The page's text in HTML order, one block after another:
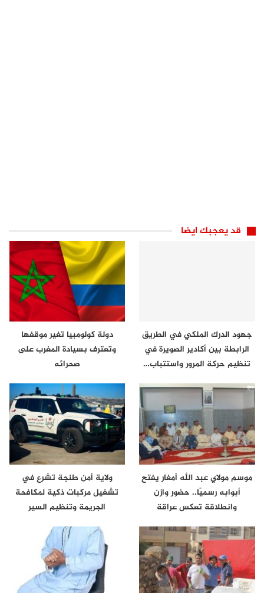
قد يعجبك ايضا
جهود الدرك الملكي في الطريق
الرابطة بين أكادير الصويرة في
تنظيم حركة المرور واستتباب…
دولة كولومبيا تغير موقفها
وتعترف بسيادة المغرب على
صحرائه
موسم مولاي عبد الله أمغار يفتح
أبوابه رسميًا.. حضور وازن
وانطلاقة تعكس عراقة
ولاية أمن طنجة تشرع في
تشغيل مركبات ذكية لمكافحة
الجريمة وتنظيم السير